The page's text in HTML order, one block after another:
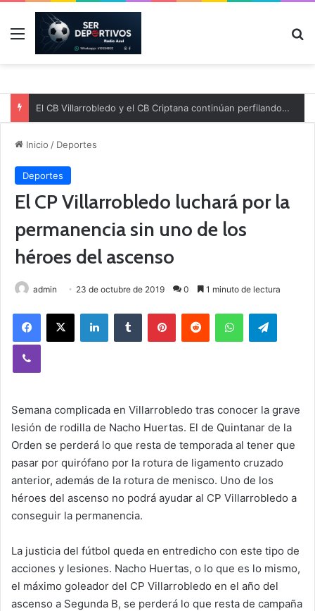
Menú
El CB Villarrobledo y el CB Criptana continúan perfilando sus plantillas
Inicio / Deportes
Deportes
El CP Villarrobledo luchará por la
permanencia sin uno de los
héroes del ascenso
admin 23 de octubre de 2019 0 1 minuto de lectura
Semana complicada en Villarrobledo tras conocer la grave
lesión de rodilla de Nacho Huertas. El de Quintanar de la
Orden se perderá lo que resta de temporada al tener que
pasar por quirófano por la rotura de ligamento cruzado
anterior, además de la rotura de menisco. Uno de los
héroes del ascenso no podrá ayudar al CP Villarrobledo a
conseguir la permanencia.
La justicia del fútbol queda en entredicho con este tipo de
acciones y lesiones. Nacho Huertas, o lo que es lo mismo,
el máximo goleador del CP Villarrobledo en el año del
ascenso a Segunda B, se perderá lo que resta de campaña